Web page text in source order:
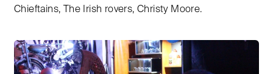
Chieftains, The Irish rovers, Christy Moore.